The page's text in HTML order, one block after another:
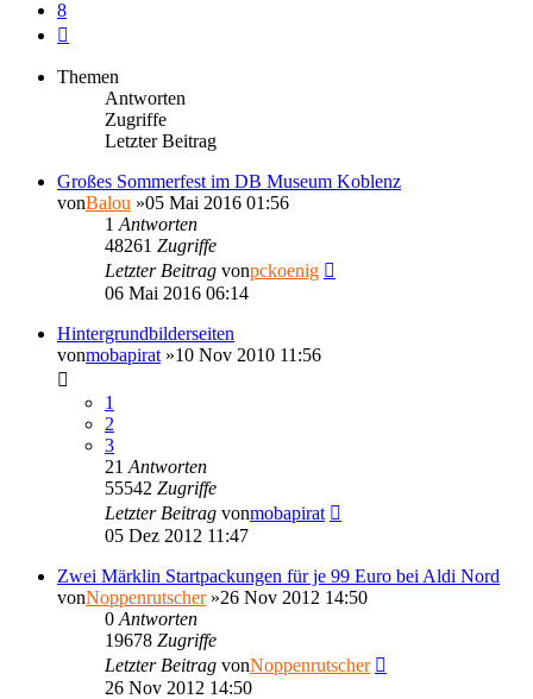
8
Themen
Antworten
Zugriffe
Letzter Beitrag
Großes Sommerfest im DB Museum Koblenz
vonBalou »05 Mai 2016 01:56
1 Antworten
48261 Zugriffe
Letzter Beitrag vonpckoenig
06 Mai 2016 06:14
Hintergrundbilderseiten
vonmobapirat »10 Nov 2010 11:56
1
2
3
21 Antworten
55542 Zugriffe
Letzter Beitrag vonmobapirat
05 Dez 2012 11:47
Zwei Märklin Startpackungen für je 99 Euro bei Aldi Nord
vonNoppenrutscher»26 Nov 2012 14:50
0 Antworten
19678 Zugriffe
Letzter Beitrag vonNoppenrutscher
26 Nov 2012 14:50